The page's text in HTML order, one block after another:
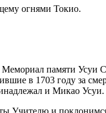
огнями Токио.
памяти Усуи
в 1703 году за
и Микао Усуи.
Учителю и